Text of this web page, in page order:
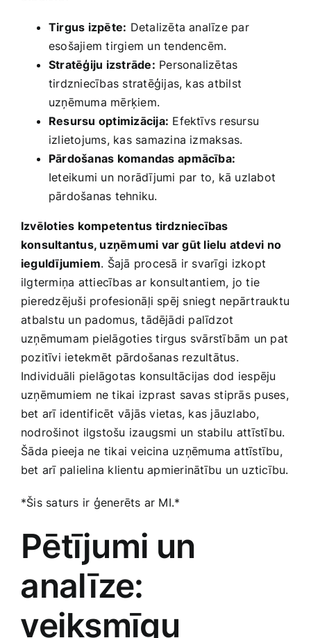
Tirgus izpēte: Detalizēta analīze par
esošajiem tirgiem un ​tendencēm.
Stratēģiju izstrāde: Personalizētas
tirdzniecības stratēģijas,‍ kas atbilst
uzņēmuma​ mērķiem.
Resursu optimizācija: Efektīvs resursu
izlietojums, kas samazina izmaksas.
Pārdošanas komandas⁣ apmācība:
Ieteikumi un norādījumi par to, kā uzlabot
pārdošanas tehniku.
Izvēloties ‌kompetentus tirdzniecības
konsultantus, uzņēmumi var gūt​ lielu⁣ atdevi no
ieguldījumiem. Šajā procesā ​ir svarīgi⁢ izkopt
ilgtermiņa attiecības ar konsultantiem, jo tie
pieredzējuši profesionāļi spēj sniegt nepārtrauktu
⁤atbalstu un padomus, tādējādi palīdzot
uzņēmumam pielāgoties tirgus svārstībām un pat
pozitīvi ietekmēt ⁢pārdošanas rezultātus.
‍Individuāli pielāgotas konsultācijas dod iespēju
‌uzņēmumiem ne tikai izprast savas‌ stiprās ⁤puses,
bet arī identificēt⁣ vājās vietas, kas jāuzlabo,⁢
nodrošinot ilgstošu izaugsmi​ un stabilu ⁣attīstību.
⁢Šāda pieeja ne tikai veicina uzņēmuma attīstību,
bet arī‌ palielina klientu apmierinātību un uzticību.
*Šis saturs ir ģenerēts ar MI.*
Pētījumi⁣ un
⁣analīze:
⁢veiksmīgu